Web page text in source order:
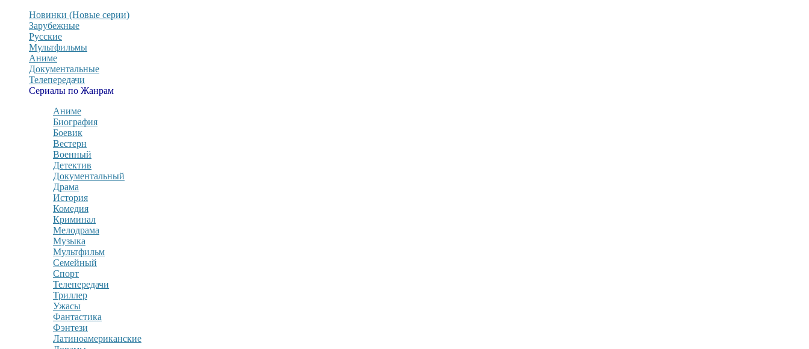
Новинки (Новые серии)
Зарубежные
Русские
Мультфильмы
Аниме
Документальные
Телепередачи
Сериалы по Жанрам
Аниме
Биография
Боевик
Вестерн
Военный
Детектив
Документальный
Драма
История
Комедия
Криминал
Мелодрама
Музыка
Мультфильм
Семейный
Спорт
Телепередачи
Триллер
Ужасы
Фантастика
Фэнтези
Латиноамериканские